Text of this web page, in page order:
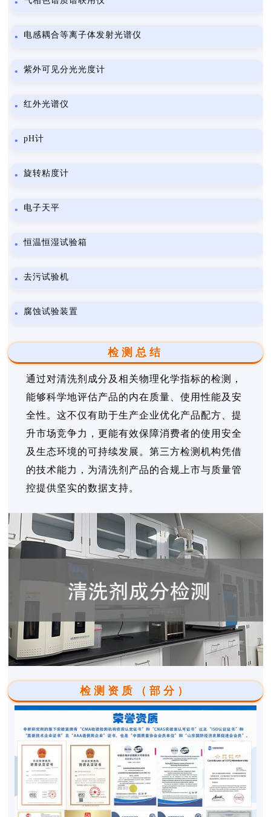
电感耦合等离子体发射光谱仪
紫外可见分光光度计
红外光谱仪
pH计
旋转粘度计
电子天平
恒温恒湿试验箱
去污试验机
腐蚀试验装置
检测总结
通过对清洗剂成分及相关物理化学指标的检测，
能够科学地评估产品的内在质量、使用性能及安
全性。这不仅有助于生产企业优化产品配方、提
升市场竞争力，更能有效保障消费者的使用安全
及生态环境的可持续发展。第三方检测机构凭借
的技术能力，为清洗剂产品的合规上市与质量管
控提供坚实的数据支持。
检测资质（部分）